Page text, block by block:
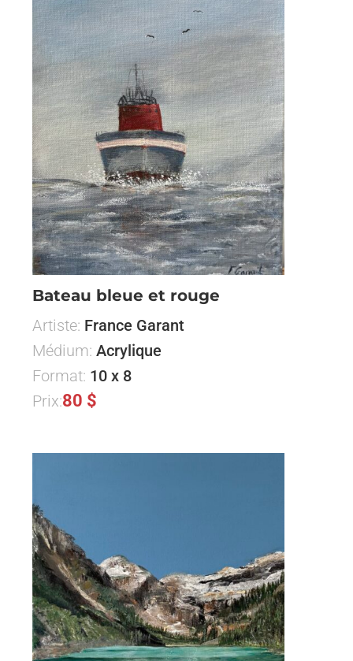
Bateau bleue et rouge
Artiste: France Garant
Médium: Acrylique
Format: 10 x 8
Prix:80 $